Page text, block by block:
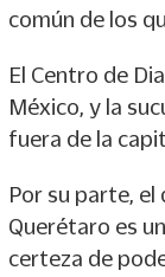
común de los
El Centro de
México, y la
fuera de la
Por su parte,
Querétaro es
certeza de